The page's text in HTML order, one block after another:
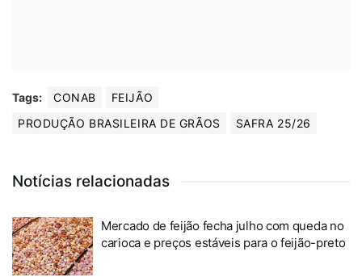
Tags: CONAB
FEIJÃO
PRODUÇÃO BRASILEIRA DE GRÃOS
SAFRA 25/26
Notícias relacionadas
Mercado de feijão fecha julho com queda no
carioca e preços estáveis para o feijão-preto